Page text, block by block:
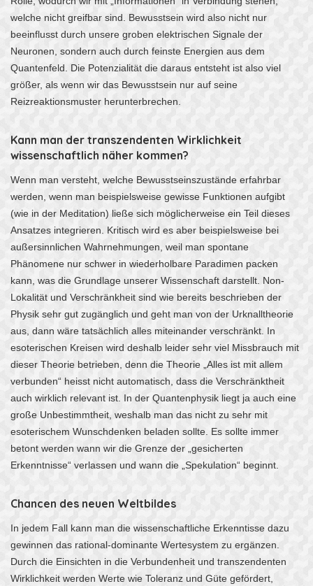
welche nicht greifbar sind. Bewusstsein wird also nicht nur
beeinflusst durch unsere groben elektrischen Signale der
Neuronen, sondern auch durch feinste Energien aus dem
Quantenfeld. Die Potenzialität die daraus entsteht ist also viel
größer, als wenn wir das Bewusstsein nur auf seine
Reizreaktionsmuster herunterbrechen.
Kann man der transzendenten Wirklichkeit
wissenschaftlich näher kommen?
Wenn man versteht, welche Bewusstseinszustände erfahrbar
werden, wenn man beispielsweise gewisse Funktionen aufgibt
(wie in der Meditation) ließe sich möglicherweise ein Teil dieses
Ansatzes integrieren. Kritisch wird es aber beispielsweise bei
außersinnlichen Wahrnehmungen, weil man spontane
Phänomene nur schwer in wiederholbare Paradimen packen
kann, was die Grundlage unserer Wissenschaft darstellt. Non-
Lokalität und Verschränkheit sind wie bereits beschrieben der
Physik sehr gut zugänglich und geht man von der Urknalltheorie
aus, dann wäre tatsächlich alles miteinander verschränkt. In
esoterischen Kreisen wird deshalb leider sehr viel Missbrauch mit
dieser Theorie betrieben, denn die Theorie „Alles ist mit allem
verbunden“ heisst nicht automatisch, dass die Verschränktheit
auch wirklich relevant ist. In der Quantenphysik liegt ja auch eine
große Unbestimmtheit, weshalb man das nicht zu sehr mit
esoterischem Wunschdenken beladen sollte. Es sollte immer
betont werden wann wir die Grenze der „gesicherten
Erkenntnisse“ verlassen und wann die „Spekulation“ beginnt.
Chancen des neuen Weltbildes
In jedem Fall kann man die wissenschaftliche Erkenntisse dazu
gewinnen das rational-dominante Wertesystem zu ergänzen.
Durch die Einsichten in die Verbundenheit und transzendenten
Wirklichkeit werden Werte wie Toleranz und Güte gefördert,